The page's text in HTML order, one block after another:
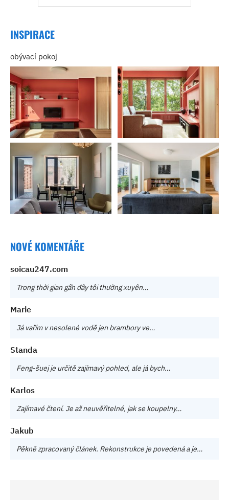
INSPIRACE
obývací pokoj
NOVÉ KOMENTÁŘE
soicau247.com
Trong thời gian gần đây tôi thường xuyên…
Marie
Já vařím v nesolené vodě jen brambory ve…
Standa
Feng-šuej je určitě zajímavý pohled, ale já bych…
Karlos
Zajímavé čtení. Je až neuvěřitelné, jak se koupelny…
Jakub
Pěkně zpracovaný článek. Rekonstrukce je povedená a je…